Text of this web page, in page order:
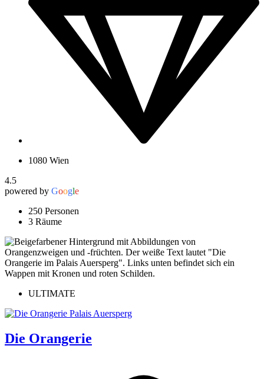
1080 Wien
4.5
powered by Google
250 Personen
3 Räume
ULTIMATE
Die Orangerie